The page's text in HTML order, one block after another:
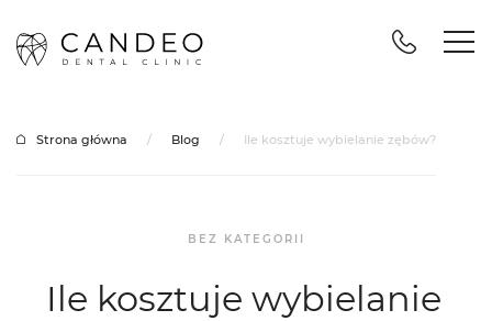
Strona główna / Blog / Ile kosztuje wybielanie zębów?
BEZ KATEGORII
Ile kosztuje wybielanie